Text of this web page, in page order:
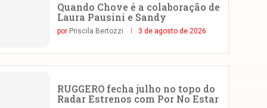
Quando Chove é a colaboração de
Laura Pausini e Sandy
por Priscila Bertozzi 3 de agosto de 2026
RUGGERO fecha julho no topo do
Radar Estrenos com Por No Estar